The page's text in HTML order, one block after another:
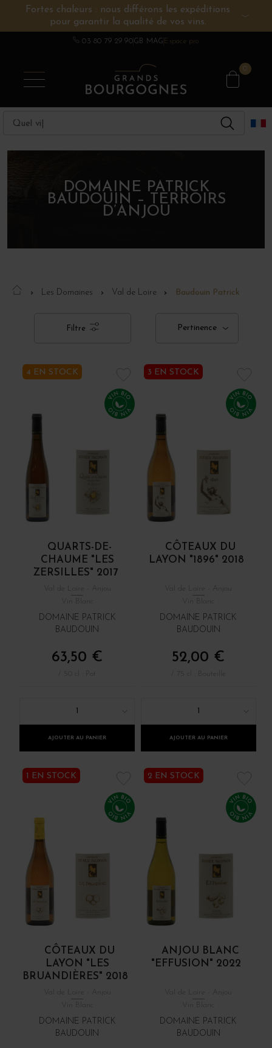
Fortes chaleurs : nous différons les expéditions
pour garantir la qualité de vos vins.
03 80 79 29 90GB MAG Espace pro
0
VINS DE BOURGOGNE
CHAMPAGNE
AUTRES RÉGIONS
SPIRITUEUX
DOMAINES
DOMAINE PATRICK
BAUDOUIN – TERROIRS
D’ANJOU
Les Domaines Val de Loire Baudouin Patrick
Filtre Pertinence
4 EN STOCK
QUARTS-DE-
CHAUME "LES
ZERSILLES" 2017
Val de Loire - Anjou
DOMAINE PATRICK
BAUDOUIN
63,50 €
1
AJOUTER AU PANIER
3 EN STOCK
CÔTEAUX DU
LAYON "1896" 2018
Val de Loire - Anjou
DOMAINE PATRICK
BAUDOUIN
52,00 €
1
AJOUTER AU PANIER
1 EN STOCK
CÔTEAUX DU
LAYON "LES
BRUANDIÈRES" 2018
Val de Loire - Anjou
DOMAINE PATRICK
BAUDOUIN
2 EN STOCK
ANJOU BLANC
"EFFUSION" 2022
Val de Loire - Anjou
DOMAINE PATRICK
BAUDOUIN